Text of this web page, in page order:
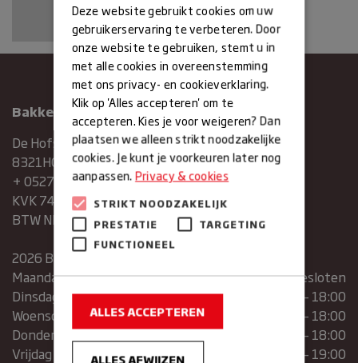
Bakkerij Maxima
De Hofstee 1
8321HG Urk
+ 0527683454
KVK 74286293
BTW NR. NL859839151B01
2026 Bakkerij Maxima
Maandag
gesloten
Dinsdag
07:30 – 13:00 | 14:00 – 18:00
Woensdag
07:30 – 13:00 | 14:00 – 18:00
Donderdag
07:30 – 13:00 | 14:00 – 18:00
Vrijdag
07:00 – 19:00
Deze website gebruikt cookies om uw
gebruikerservaring te verbeteren. Door
onze website te gebruiken, stemt u in
met alle cookies in overeenstemming
met ons privacy- en cookieverklaring.
Klik op 'Alles accepteren' om te
accepteren. Kies je voor weigeren? Dan
plaatsen we alleen strikt noodzakelijke
cookies. Je kunt je voorkeuren later nog
aanpassen.Privacy & cookies
STRIKT NOODZAKELIJK
PRESTATIE
TARGETING
FUNCTIONEEL
ALLES ACCEPTEREN
ALLES AFWIJZEN